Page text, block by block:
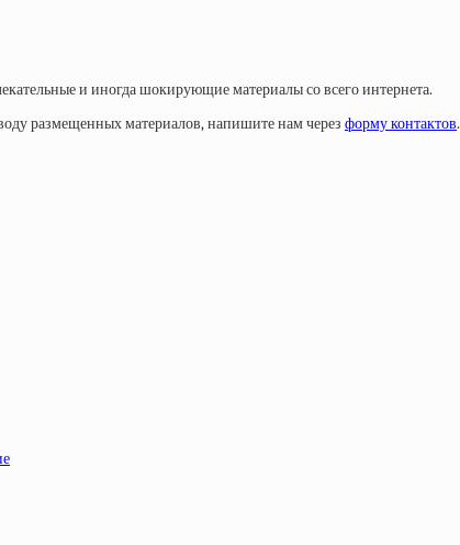
и иногда шокирующие материалы со всего интернета.
размещенных материалов, напишите нам через форму контактов.